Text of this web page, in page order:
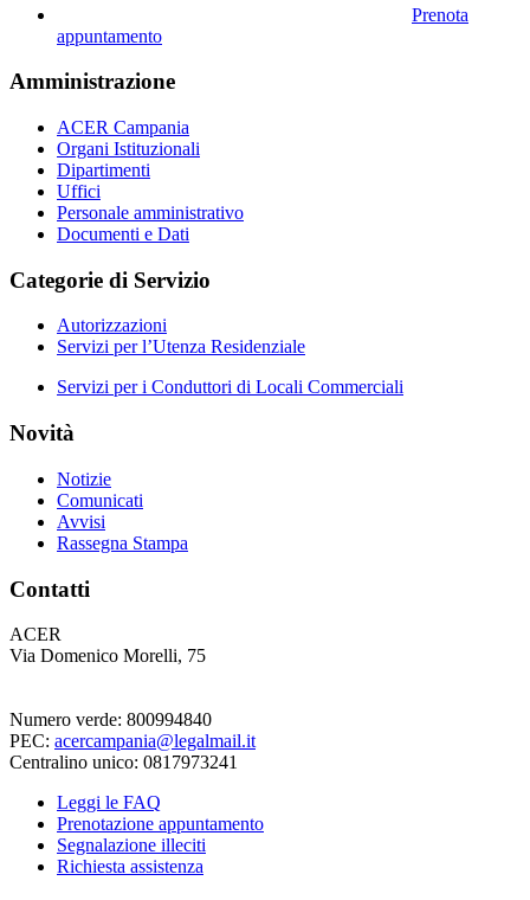
Prenota
appuntamento
Amministrazione
ACER Campania
Organi Istituzionali
Dipartimenti
Uffici
Personale amministrativo
Documenti e Dati
Categorie di Servizio
Autorizzazioni
Servizi per l’Utenza Residenziale
Servizi per i Conduttori di Locali Commerciali
Novità
Notizie
Comunicati
Avvisi
Rassegna Stampa
Contatti
ACER
Via Domenico Morelli, 75
Numero verde: 800994840
PEC: acercampania@legalmail.it
Centralino unico: 0817973241
Leggi le FAQ
Prenotazione appuntamento
Segnalazione illeciti
Richiesta assistenza